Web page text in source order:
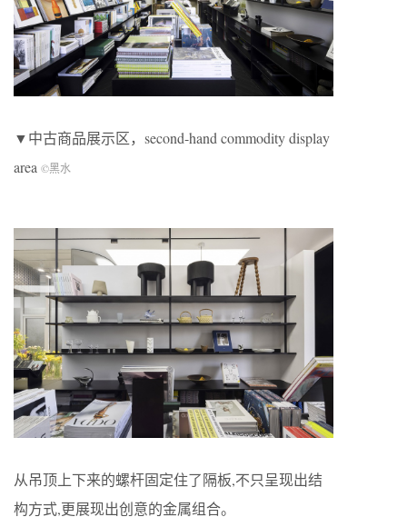
▼中古商品展示区，second-hand commodity display
area ©黑水
从吊顶上下来的螺杆固定住了隔板,不只呈现出结
构方式,更展现出创意的金属组合。